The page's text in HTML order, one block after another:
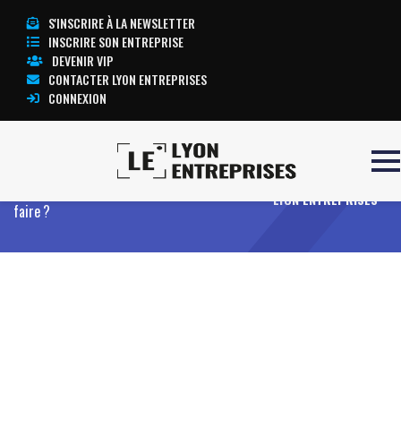
S'INSCRIRE À LA NEWSLETTER
INSCRIRE SON ENTREPRISE
DEVENIR VIP
CONTACTER LYON ENTREPRISES
CONNEXION
Consolidation financière : votre
faire ?
TOUTE L’ACTUALITÉ
LYON ENTREPRISES